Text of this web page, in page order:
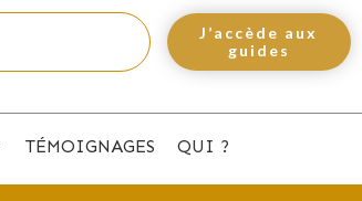
J’accède aux
guides
TÉMOIGNAGES QUI ?